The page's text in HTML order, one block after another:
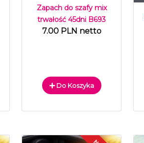
Zapach do szafy mix
trwałość 45dni B693
7.00 PLN netto
Do Koszyka